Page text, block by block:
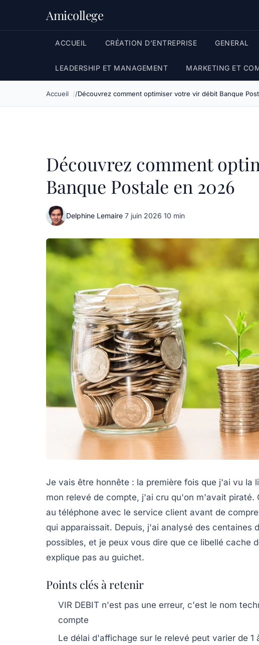
Amicollege
ACCUEIL CRÉATION D’ENTREPRISE GENERAL
LEADERSHIP ET MANAGEMENT MARKETING ET
Accueil Découvrez comment optimiser votre vir débit Banque
Découvrez comment
Banque Postale en 2026
Delphine Lemaire·7 juin 2026·10 min
Je vais être honnête : la première fois que j'ai vu la
mon relevé de compte, j'ai cru qu'on m'avait
au téléphone avec le service client avant de
qui apparaissait. Depuis, j'ai analysé des centaines
possibles, et je peux vous dire que ce libellé cache
explique pas au guichet.
Points clés à retenir
VIR DEBIT n'est pas une erreur, c'est le nom
compte
Le délai d'affichage sur le relevé peut varier de